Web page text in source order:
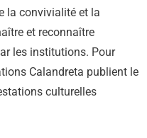
la convivialité et la
et reconnaître
les institutions. Pour
Calandreta publient le
culturelles